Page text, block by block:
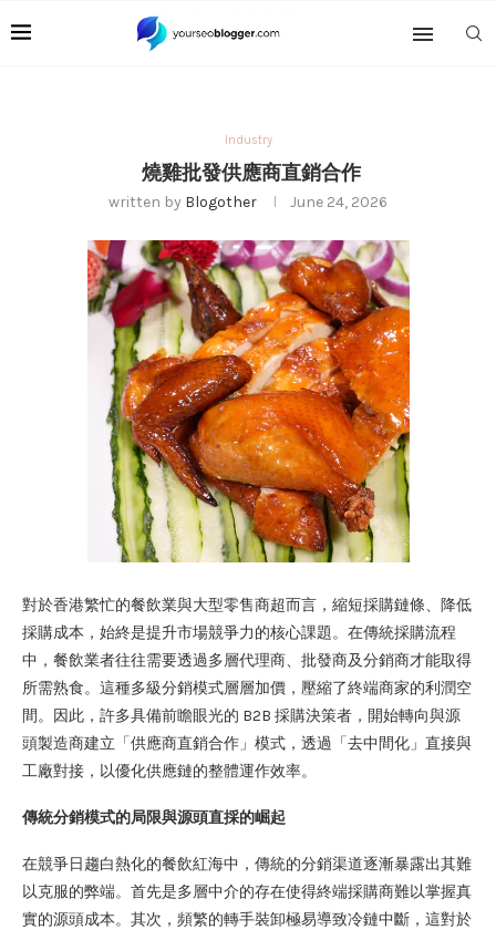
Industry
燒雞批發供應商直銷合作
written by Blogother June 24, 2026
對於香港繁忙的餐飲業與大型零售商超而言，縮短採購鏈條、降低
採購成本，始終是提升市場競爭力的核心課題。在傳統採購流程
中，餐飲業者往往需要透過多層代理商、批發商及分銷商才能取得
所需熟食。這種多級分銷模式層層加價，壓縮了終端商家的利潤空
間。因此，許多具備前瞻眼光的 B2B 採購決策者，開始轉向與源
頭製造商建立「供應商直銷合作」模式，透過「去中間化」直接與
工廠對接，以優化供應鏈的整體運作效率。
傳統分銷模式的局限與源頭直採的崛起
在競爭日趨白熱化的餐飲紅海中，傳統的分銷渠道逐漸暴露出其難
以克服的弊端。首先是多層中介的存在使得終端採購商難以掌握真
實的源頭成本。其次，頻繁的轉手裝卸極易導致冷鏈中斷，這對於